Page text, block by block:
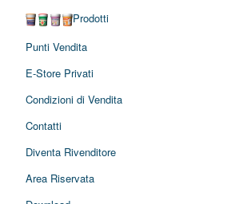
Prodotti
Punti Vendita
E-Store Privati
Condizioni di Vendita
Contatti
Diventa Rivenditore
Area Riservata